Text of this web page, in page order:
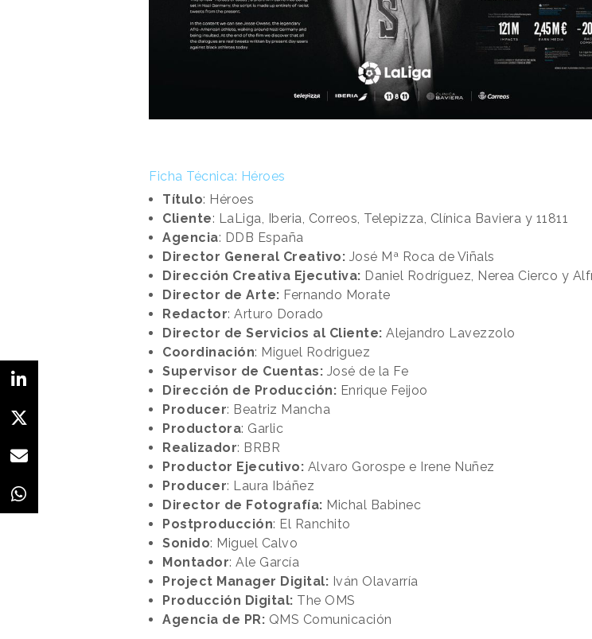
Ficha Técnica: Héroes
Título: Héroes
Cliente: LaLiga, Iberia, Correos, Telepizza, Clínica Baviera y 11811
Agencia: DDB España
Director General Creativo: José Mª Roca de Viñals
Dirección Creativa Ejecutiva: Daniel Rodríguez, Nerea Cierco y
Director de Arte: Fernando Morate
Redactor: Arturo Dorado
Director de Servicios al Cliente: Alejandro Lavezzolo
Coordinación: Miguel Rodriguez
Supervisor de Cuentas: José de la Fe
Dirección de Producción: Enrique Feijoo
Producer: Beatriz Mancha
Productora: Garlic
Realizador: BRBR
Productor Ejecutivo: Alvaro Gorospe e Irene Nuñez
Producer: Laura Ibáñez
Director de Fotografía: Michal Babinec
Postproducción: El Ranchito
Sonido: Miguel Calvo
Montador: Ale García
Project Manager Digital: Iván Olavarría
Producción Digital: The OMS
Agencia de PR: QMS Comunicación